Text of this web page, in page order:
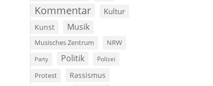
Kommentar Kultur
Kunst Musik
Musisches Zentrum NRW
Party Politik Polizei
Protest Rassismus